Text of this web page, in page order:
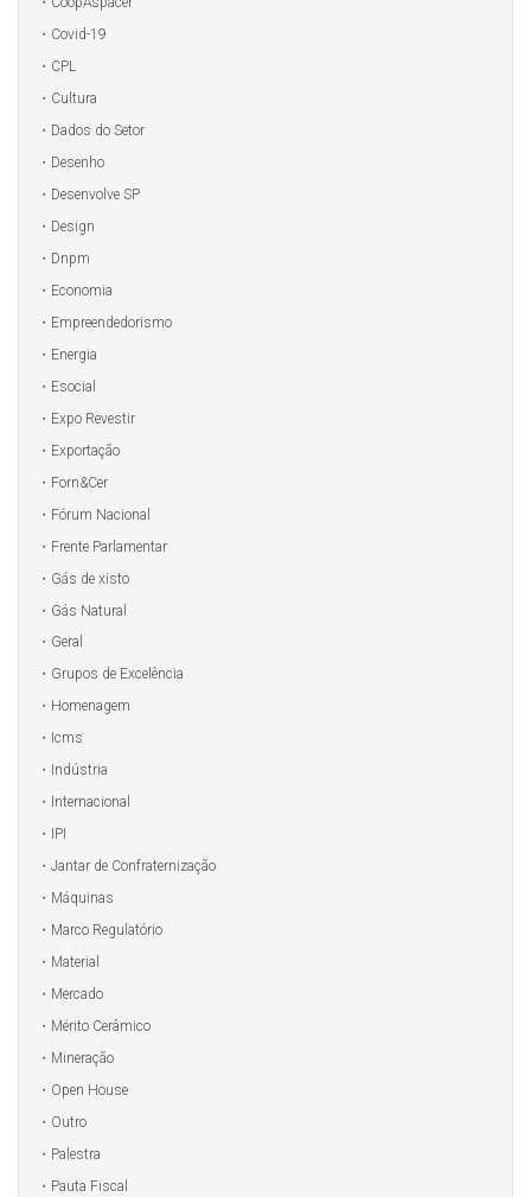
Covid-19
CPL
Cultura
Dados do Setor
Desenho
Desenvolve SP
Design
Dnpm
Economia
Empreendedorismo
Energia
Esocial
Expo Revestir
Exportação
Forn&Cer
Fórum Nacional
Frente Parlamentar
Gás de xisto
Gás Natural
Geral
Grupos de Excelência
Homenagem
Icms
Indústria
Internacional
IPI
Jantar de Confraternização
Máquinas
Marco Regulatório
Material
Mercado
Mérito Cerâmico
Mineração
Open House
Outro
Palestra
Pauta Fiscal